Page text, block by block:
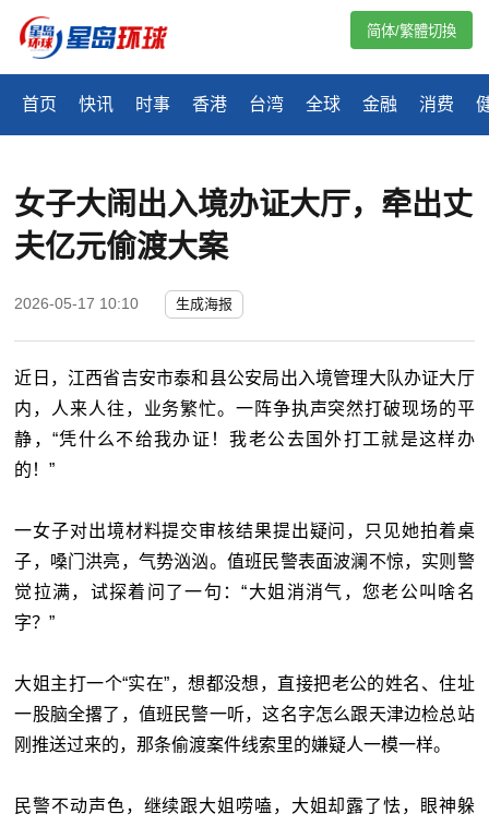
首页 快讯 时事 香港 台湾 全球 金融 消费
简体/繁體切換
女子大闹出入境办证大厅，牵出丈
夫亿元偷渡大案
2026-05-17 10:10 生成海报
近日，江西省吉安市泰和县公安局出入境管理大队办证大厅
内，人来人往，业务繁忙。一阵争执声突然打破现场的平
静，“凭什么不给我办证！我老公去国外打工就是这样办
的！”
一女子对出境材料提交审核结果提出疑问，只见她拍着桌
子，嗓门洪亮，气势汹汹。值班民警表面波澜不惊，实则警
觉拉满，试探着问了一句：“大姐消消气，您老公叫啥名
字？”
大姐主打一个“实在”，想都没想，直接把老公的姓名、住址
一股脑全撂了，值班民警一听，这名字怎么跟天津边检总站
刚推送过来的，那条偷渡案件线索里的嫌疑人一模一样。
民警不动声色，继续跟大姐唠嗑，大姐却露了怯，眼神躲